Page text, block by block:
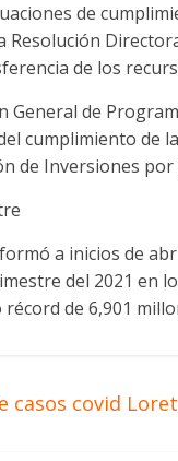
de
Resolución
de los
General de
cumplimiento de
de Inversiones
a inicios de
del 2021 en
de 6,901
casos covid